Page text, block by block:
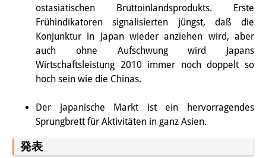
研究クラスター
トランスリージョナル・ジャパ
ン
知識ラボ
知識生産と知識インフラ
その他のプロジェクト
元研究フォーカス
ostasiatischen Bruttoinlandsprodukts. Erste
Frühindikatoren signalisierten jüngst, daß die
Konjunktur in Japan wieder anziehen wird, aber
auch ohne Aufschwung wird Japans
Wirtschaftsleistung 2010 immer noch doppelt so
hoch sein wie die Chinas.
Der japanische Markt ist ein hervorragendes
Sprungbrett für Aktivitäten in ganz Asien.
発表